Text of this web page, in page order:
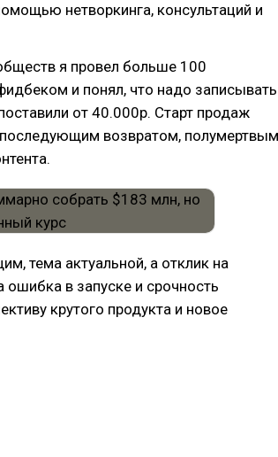
нетворкинга, консультаций и
я провел больше 100
и понял, что надо записывать
от 40.000р. Старт продаж
возвратом, полумертвым
тема актуальной, а отклик на
в запуске и срочность
крутого продукта и новое